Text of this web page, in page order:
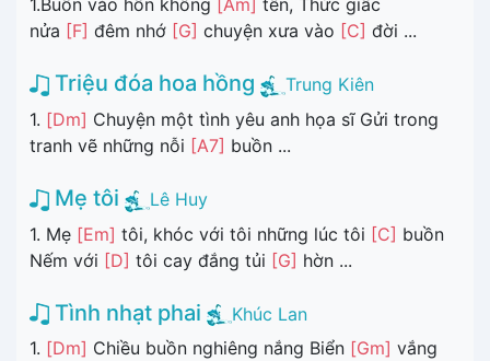
1.Buồn vào hồn không [Am] tên, Thức giấc
nửa [F] đêm nhớ [G] chuyện xưa vào [C] đời ...
Triệu đóa hoa hồng
Trung Kiên
1. [Dm] Chuyện một tình yêu anh họa sĩ Gửi trong
tranh vẽ những nỗi [A7] buồn ...
Mẹ tôi
Lê Huy
1. Mẹ [Em] tôi, khóc với tôi những lúc tôi [C] buồn
Nếm với [D] tôi cay đắng tủi [G] hờn ...
Tình nhạt phai
Khúc Lan
1. [Dm] Chiều buồn nghiêng nắng Biển [Gm] vắng